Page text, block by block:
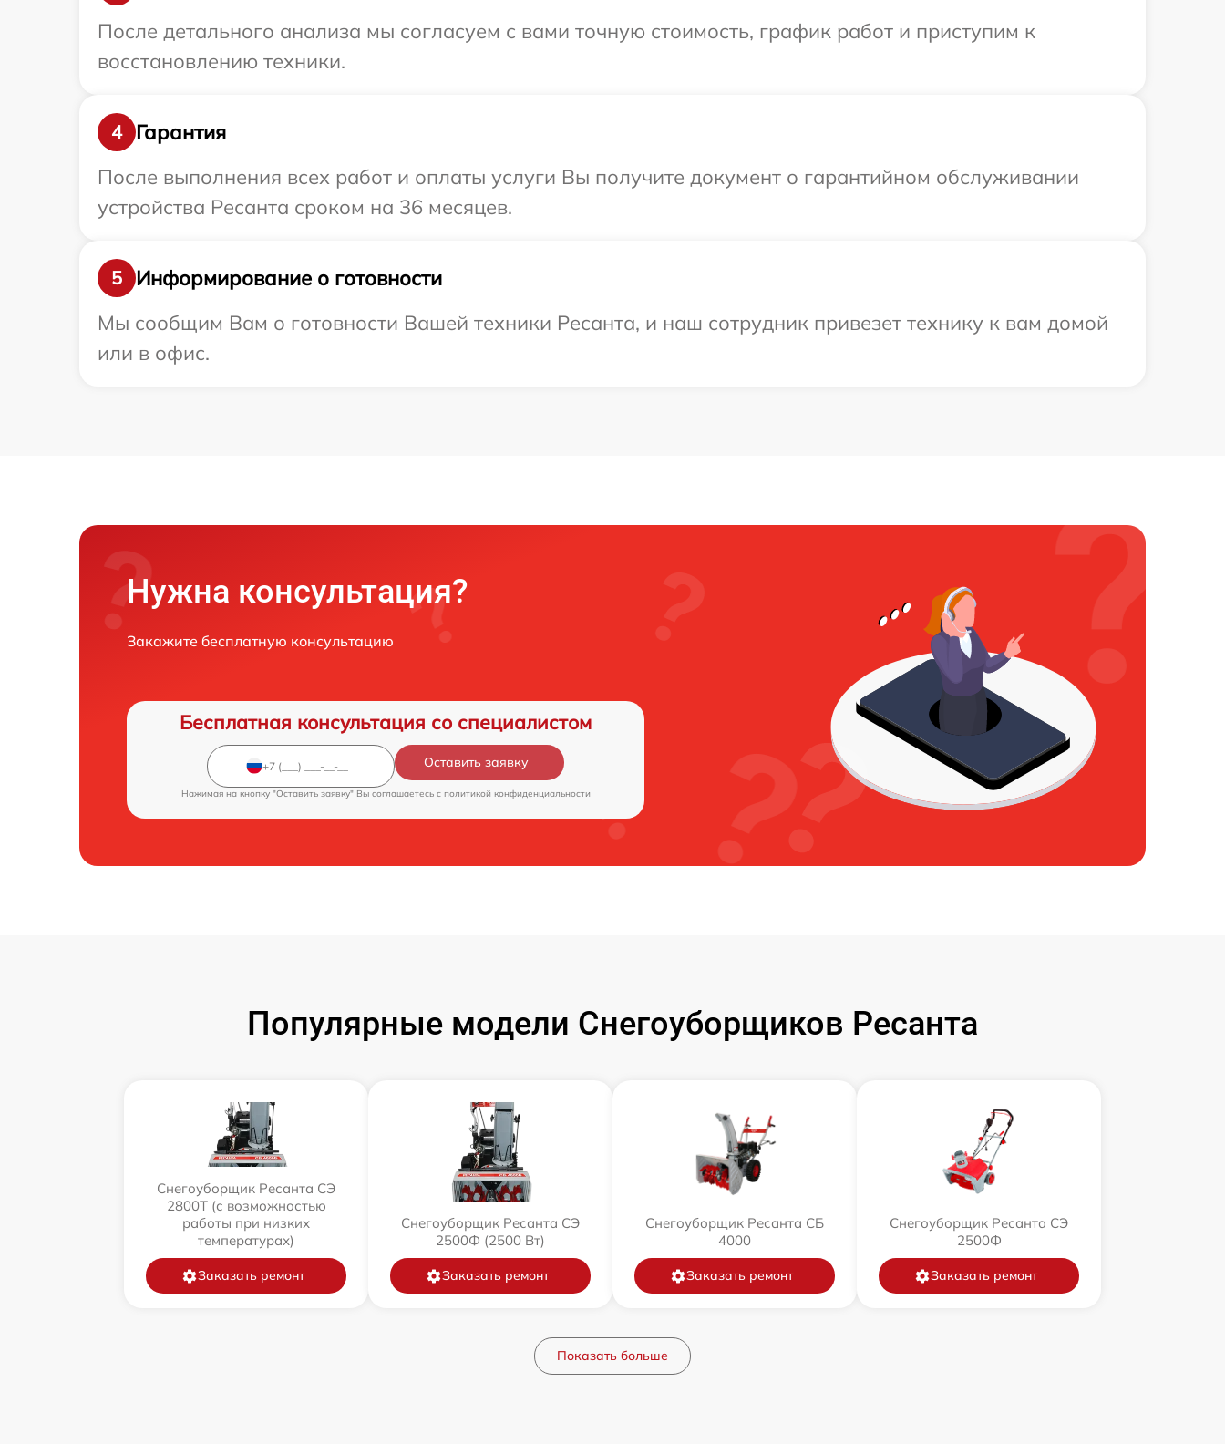
После детального анализа мы согласуем с вами точную стоимость, график работ и приступим к
восстановлению техники.
4
Гарантия
После выполнения всех работ и оплаты услуги Вы получите документ о гарантийном обслуживании
устройства Ресанта сроком на 36 месяцев.
5
Информирование о готовности
Мы сообщим Вам о готовности Вашей техники Ресанта, и наш сотрудник привезет технику к вам домой
или в офис.
Нужна консультация?
Закажите бесплатную консультацию
Бесплатная консультация со специалистом
Оставить заявку
Нажимая на кнопку "Оставить заявку" Вы соглашаетесь c политикой конфиденциальности
Популярные модели Снегоуборщиков Ресанта
Снегоуборщик Ресанта СЭ
2800Т (с возможностью
работы при низких
температурах)
Заказать ремонт
Снегоуборщик Ресанта СЭ
2500Ф (2500 Вт)
Заказать ремонт
Снегоуборщик Ресанта СБ
4000
Заказать ремонт
Снегоуборщик Ресанта СЭ
2500Ф
Заказать ремонт
Показать больше